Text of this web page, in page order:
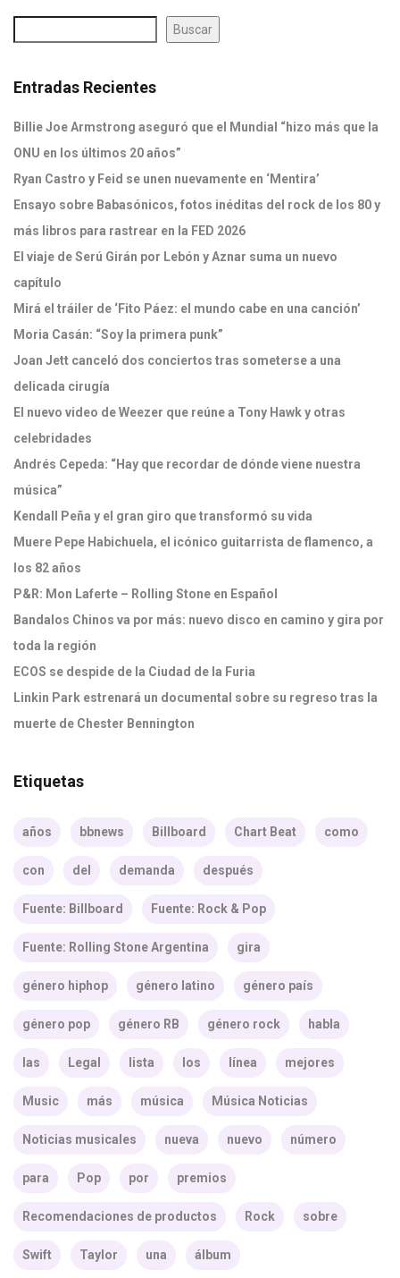
Buscar
Entradas Recientes
Billie Joe Armstrong aseguró que el Mundial “hizo más que la
ONU en los últimos 20 años”
Ryan Castro y Feid se unen nuevamente en ‘Mentira’
Ensayo sobre Babasónicos, fotos inéditas del rock de los 80 y
más libros para rastrear en la FED 2026
El viaje de Serú Girán por Lebón y Aznar suma un nuevo
capítulo
Mirá el tráiler de ‘Fito Páez: el mundo cabe en una canción’
Moria Casán: “Soy la primera punk”
Joan Jett canceló dos conciertos tras someterse a una
delicada cirugía
El nuevo video de Weezer que reúne a Tony Hawk y otras
celebridades
Andrés Cepeda: “Hay que recordar de dónde viene nuestra
música”
Kendall Peña y el gran giro que transformó su vida
Muere Pepe Habichuela, el icónico guitarrista de flamenco, a
los 82 años
P&R: Mon Laferte – Rolling Stone en Español
Bandalos Chinos va por más: nuevo disco en camino y gira por
toda la región
ECOS se despide de la Ciudad de la Furia
Linkin Park estrenará un documental sobre su regreso tras la
muerte de Chester Bennington
Etiquetas
años bbnews Billboard Chart Beat como
con del demanda después
Fuente: Billboard Fuente: Rock & Pop
Fuente: Rolling Stone Argentina gira
género hiphop género latino género país
género pop género RB género rock habla
las Legal lista los línea mejores
Music más música Música Noticias
Noticias musicales nueva nuevo número
para Pop por premios
Recomendaciones de productos Rock sobre
Swift Taylor una álbum